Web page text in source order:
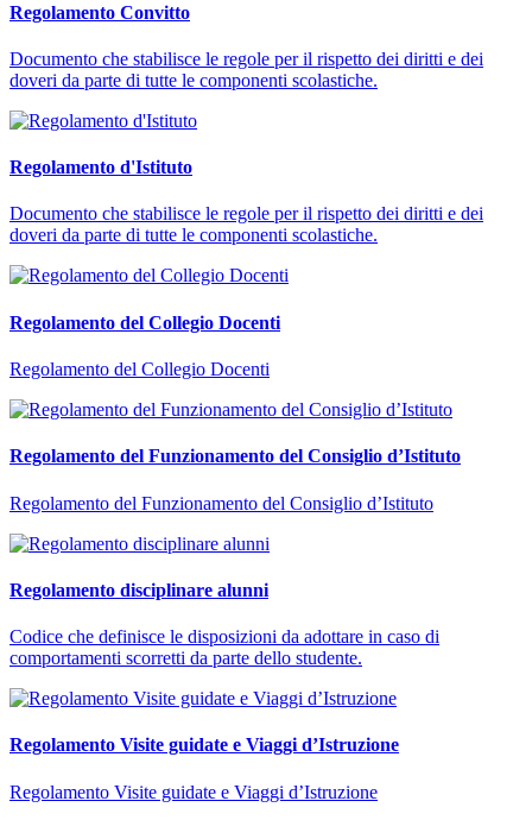
Regolamento Convitto
Documento che stabilisce le regole per il rispetto dei diritti e dei
doveri da parte di tutte le componenti scolastiche.
Regolamento d'Istituto
Documento che stabilisce le regole per il rispetto dei diritti e dei
doveri da parte di tutte le componenti scolastiche.
Regolamento del Collegio Docenti
Regolamento del Collegio Docenti
Regolamento del Funzionamento del Consiglio d’Istituto
Regolamento del Funzionamento del Consiglio d’Istituto
Regolamento disciplinare alunni
Codice che definisce le disposizioni da adottare in caso di
comportamenti scorretti da parte dello studente.
Regolamento Visite guidate e Viaggi d’Istruzione
Regolamento Visite guidate e Viaggi d’Istruzione